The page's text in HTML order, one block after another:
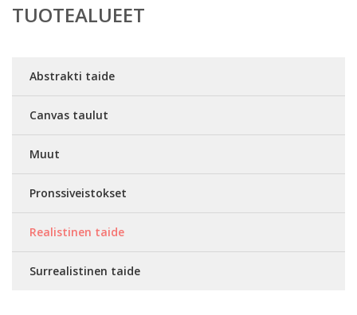
TUOTEALUEET
Abstrakti taide
Canvas taulut
Muut
Pronssiveistokset
Realistinen taide
Surrealistinen taide